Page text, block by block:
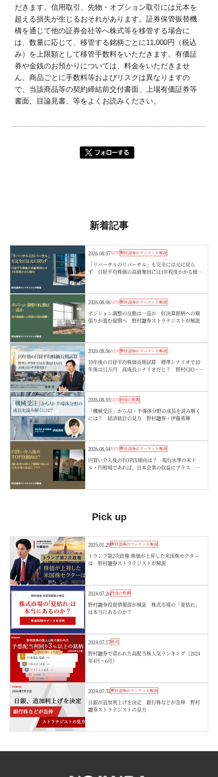
だきます。信用取引、先物・オプション取引には元本を
超える損失が生じるおそれがあります。証券保管振替機
構を通じて他の証券会社等へ株式等を移管する場合に
は、数量に応じて、移管する銘柄ごとに11,000円（税込
み）を上限額として移管手数料をいただきます。有価証
券や金銭のお預かりについては、料金をいただきませ
ん。商品ごとに手数料等およびリスクは異なりますの
で、当該商品等の契約締結前交付書面、上場有価証券等
書面、目論見書、等をよくお読みください。
新着記事
2026.08.07NEW野村證券のマーケット解説
「リバーサルのリバーサル」も完全には元に戻ら
ず 日経平均株価の高値奪回には1年程度かかる傾
2026.08.06NEW野村證券のマーケット解説
ポジション調整の反動は一巡か 好決算銘柄への順
張りが進む展開へ 野村證券ストラテジストが解説
2026.08.06NEW野村證券のマーケット解説
10年後の日経平均株価長期試算 標準シナリオで10
年後は11万円 高成長シナリオだと？ 野村CIO・宮
2026.08.05NEW投資の教養
「機械受注」からAI・半導体分野の成長を読み解く
には？ 経済統計の見方 野村證券・伊藤勇輝
2026.08.04NEW野村證券のマーケット解説
円買い介入後のTOPIX傾向は？ 現行水準の米ド
ル・円相場であれば、日本企業の収益にプラス 野
Pick up
2025.01.29野村證券のマーケット解説
トランプ第2次政権 株価が上昇した米国株セクター
は 野村證券ストラテジストが解説
2024.07.26投資の教養
野村證券投資情報部が検証 株式市場の「夏枯れ」
は本当にあるのか？
2024.07.17株式
野村證券で買われた高配当株人気ランキング（2024
年4月～6月）
2024.07.31 野村證券のマーケット解説
日銀が追加利上げを決定 銀行株などが急伸 野村
證券ストラテジストの見方